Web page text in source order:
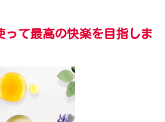
って最高の快楽を目指しま